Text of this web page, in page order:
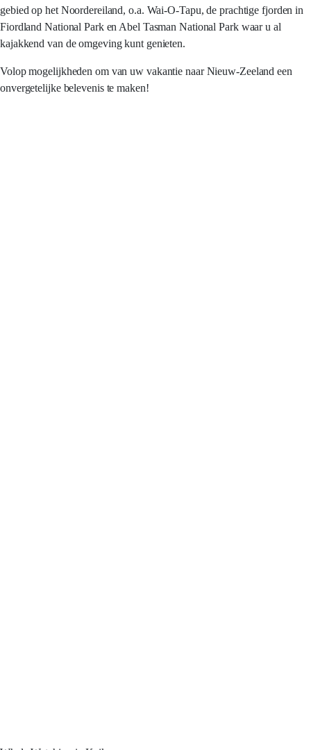
gebied op het Noordereiland, o.a. Wai-O-Tapu, de prachtige fjorden in
Fiordland National Park en Abel Tasman National Park waar u al
kajakkend van de omgeving kunt genieten.
Volop mogelijkheden om van uw vakantie naar Nieuw-Zeeland een
onvergetelijke belevenis te maken!